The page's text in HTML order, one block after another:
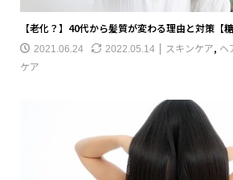
【老化？】40代から髪質が変わる理由と対策【糖
2021.06.24 2022.05.14 スキンケア, ヘ
ケア